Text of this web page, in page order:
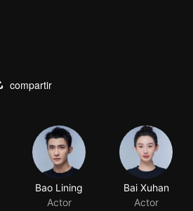
compartir
Bao Lining
Actor
Bai Xuhan
Actor